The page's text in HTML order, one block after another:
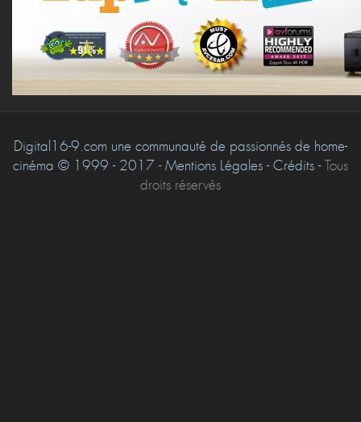
Digital16-9.com une communauté de passionnés de home-
cinéma © 1999 - 2017 - Mentions Légales - Crédits -Tous
droits réservés